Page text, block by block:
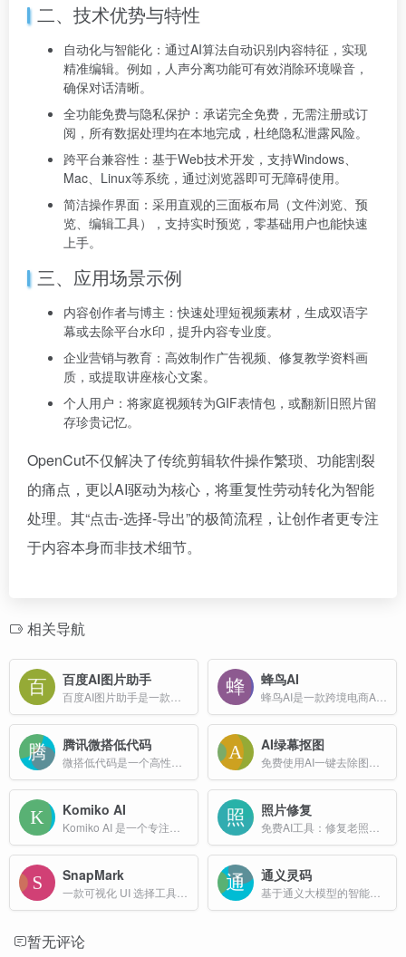
二、技术优势与特性
自动化与智能化：通过AI算法自动识别内容特征，实现
精准编辑。例如，人声分离功能可有效消除环境噪音，
确保对话清晰。
全功能免费与隐私保护：承诺完全免费，无需注册或订
阅，所有数据处理均在本地完成，杜绝隐私泄露风险。
跨平台兼容性：基于Web技术开发，支持Windows、
Mac、Linux等系统，通过浏览器即可无障碍使用。
简洁操作界面：采用直观的三面板布局（文件浏览、预
览、编辑工具），支持实时预览，零基础用户也能快速
上手。
三、应用场景示例
内容创作者与博主：快速处理短视频素材，生成双语字
幕或去除平台水印，提升内容专业度。
企业营销与教育：高效制作广告视频、修复教学资料画
质，或提取讲座核心文案。
个人用户：将家庭视频转为GIF表情包，或翻新旧照片留
存珍贵记忆。
OpenCut不仅解决了传统剪辑软件操作繁琐、功能割裂
的痛点，更以AI驱动为核心，将重复性劳动转化为智能
处理。其“点击-选择-导出”的极简流程，让创作者更专注
于内容本身而非技术细节。
相关导航
百度AI图片助手 蜂鸟AI
腾讯微搭低代码 AI绿幕抠图
Komiko AI 照片修复
SnapMark 通义灵码
暂无评论